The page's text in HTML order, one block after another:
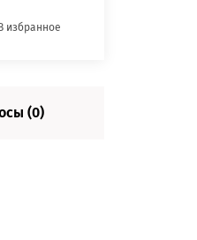
избранное
(0)